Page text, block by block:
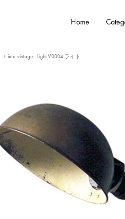
Home
ima vintage : Light-V0004 ライト